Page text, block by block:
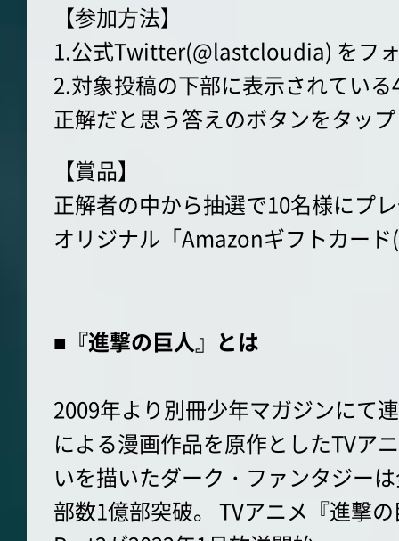
【参加方法】
1.公式Twitter(@lastcloudia) をフ
2.対象投稿の下部に表示されてい
正解だと思う答えのボタンをタッ
【賞品】
正解者の中から抽選で10名様にプ
オリジナル「Amazonギフトカー
■『進撃の巨人』とは
2009年より別冊少年マガジンにて
による漫画作品を原作としたTVア
いを描いたダーク・ファンタジー
部数1億部突破。 TVアニメ『進撃